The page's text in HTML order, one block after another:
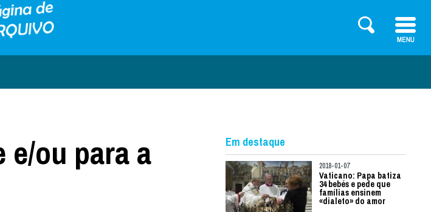
e/ou para a
Em destaque
2018-01-07
Vaticano: Papa batiza
34 bebés e pede que
famílias ensinem
«dialeto» do amor